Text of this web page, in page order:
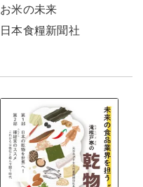
お米の未来
日本食糧新聞社